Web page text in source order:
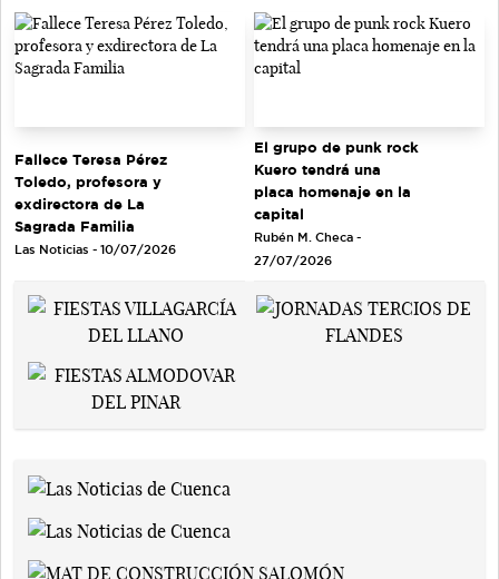
Fallece Teresa Pérez
Toledo, profesora y
exdirectora de La
Sagrada Familia
Las Noticias - 10/07/2026
El grupo de punk rock
Kuero tendrá una
placa homenaje en la
capital
Rubén M. Checa -
27/07/2026